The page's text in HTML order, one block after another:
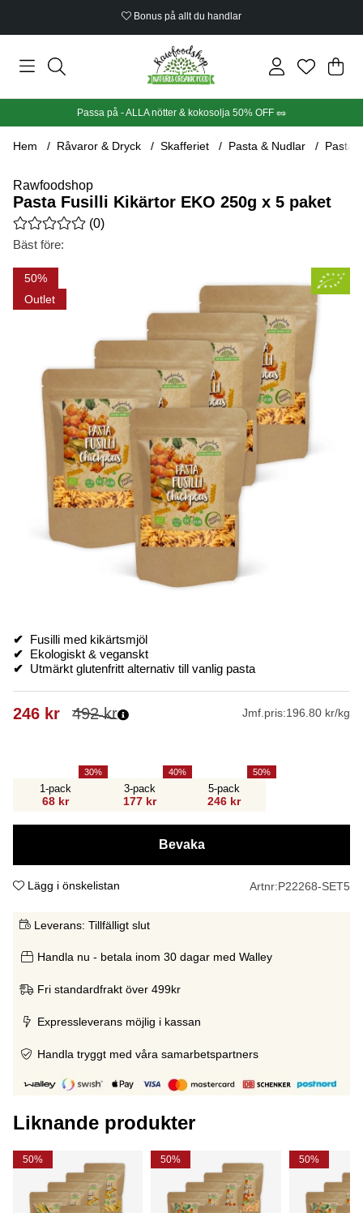
Bonus på allt du handlar
Din
.
Passa på - ALLA nötter & kokosolja 50% OFF 🥜
Hem Råvaror & Dryck Skafferiet Pasta & Nudlar Pasta
Rawfoodshop
Pasta Fusilli Kikärtor EKO 250g x 5 paket
Medelbetyg 0 av 5 Antal betyg 0
(0)
Bäst före:
50
Outlet
Produktbilder Pasta Fusilli Kikärtor EKO 250g x 5 paket
✔
Fusilli med kikärtsmjöl
✔
Ekologiskt & veganskt
✔ Utmärkt glutenfritt alternativ till vanlig pasta
492kr
246 kr Jmf.pris:196.80 kr/kg
1-pack
68 kr
30
3-pack
177 kr
40
5-pack
246 kr
50
Bevaka
Lägg i önskelistan Artnr:P22268-SET5
Leverans: Tillfälligt slut
Handla nu - betala inom 30 dagar med Walley
Fri standardfrakt över 499kr
Expressleverans möjlig i kassan
Handla tryggt med våra samarbetspartners
Liknande produkter
50% 50% 50%